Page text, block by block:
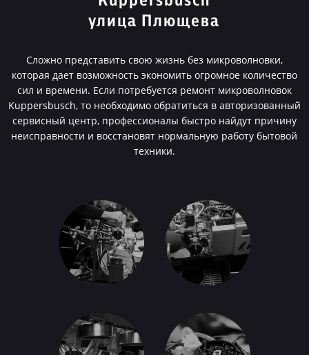
улица Плющева
Сложно представить свою жизнь без микроволновки,
которая дает возможность экономить огромное количество
сил и времени. Если потребуется ремонт микроволновок
Kuppersbusch, то необходимо обратиться в авторизованный
сервисный центр, профессионалы быстро найдут причину
неисправности и восстановят нормальную работу бытовой
техники.